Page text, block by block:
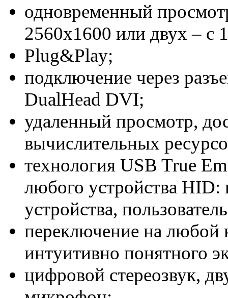
одновременный
2560x1600 или двух – с
Plug&Play;
подключение через
DualHead DVI;
удаленный просмотр,
вычислительных
технология USB True
любого устройства
устройства,
переключение на
интуитивно понятного
цифровой стереозвук,